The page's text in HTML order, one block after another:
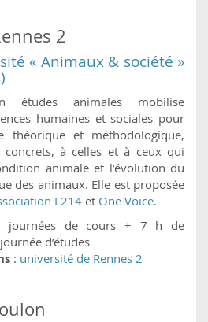
2
« Animaux & société »
études animales mobilise
humaines et sociales pour
théorique et méthodologique,
à celles et à ceux qui
animale et l’évolution du
des animaux. Elle est proposée
L214 et One Voice.
de cours + 7 h de
d’études
: université de Rennes 2